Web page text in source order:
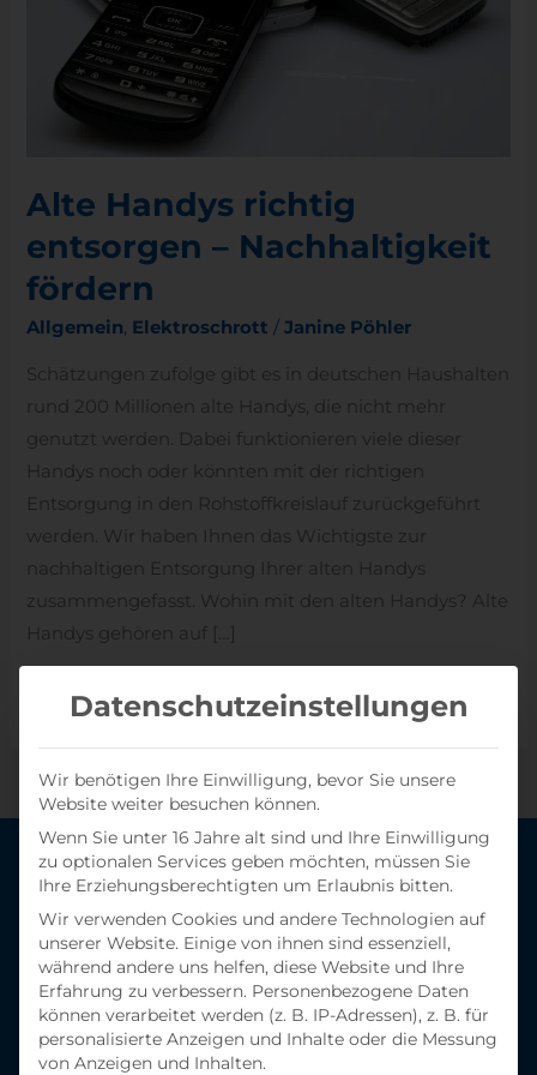
Alte Handys richtig
entsorgen – Nachhaltigkeit
fördern
Allgemein, Elektroschrott /Janine Pöhler
Schätzungen zufolge gibt es in deutschen Haushalten
rund 200 Millionen alte Handys, die nicht mehr
genutzt werden. Dabei funktionieren viele dieser
Handys noch oder könnten mit der richtigen
Entsorgung in den Rohstoffkreislauf zurückgeführt
werden. Wir haben Ihnen das Wichtigste zur
nachhaltigen Entsorgung Ihrer alten Handys
zusammengefasst. Wohin mit den alten Handys? Alte
Handys gehören auf […]
Nachhaltigkeit
fördern
Weiterlesen »
Kontakt
0 2131 / 717 95 - 0
Kompetente und qualifizierte Mitarbeiterinnen
und Mitarbeiter warten bei Rieck auf Ihre
Entsorgungsprojekte.
Datenschutzeinstellungen
Wir benötigen Ihre Einwilligung, bevor Sie unsere
Website weiter besuchen können.
Wenn Sie unter 16 Jahre alt sind und Ihre Einwilligung
zu optionalen Services geben möchten, müssen Sie
Ihre Erziehungsberechtigten um Erlaubnis bitten.
Wir verwenden Cookies und andere Technologien auf
unserer Website. Einige von ihnen sind essenziell,
während andere uns helfen, diese Website und Ihre
Erfahrung zu verbessern. Personenbezogene Daten
können verarbeitet werden (z. B. IP-Adressen), z. B. für
personalisierte Anzeigen und Inhalte oder die Messung
von Anzeigen und Inhalten.